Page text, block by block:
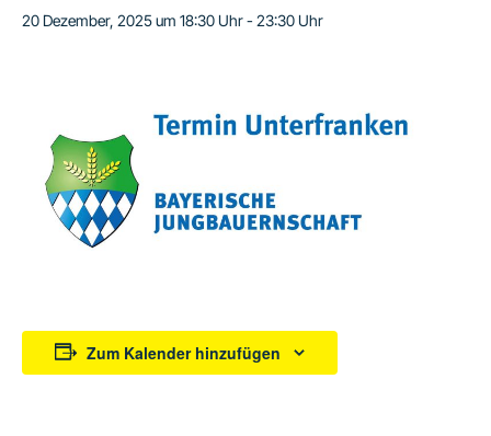
20 Dezember, 2025 um 18:30 Uhr-23:30 Uhr
Zum Kalender hinzufügen